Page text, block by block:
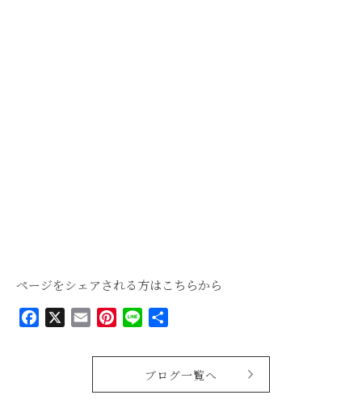
ページをシェアされる方はこちらから
Facebook EmailPinterest
Line
ブログ一覧へ